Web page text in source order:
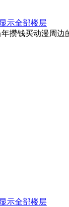
显示全部楼层
攒钱买动漫周边
显示全部楼层